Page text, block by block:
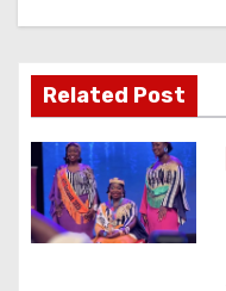
e
l
’
a
r
t
Related Post